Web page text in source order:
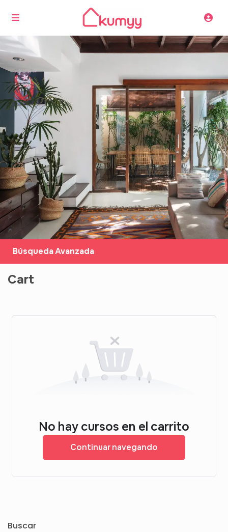
Búsqueda Avanzada
Cart
No hay cursos en el carrito
Continuar navegando
Buscar